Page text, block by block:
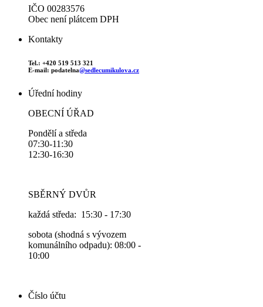
IČO 00283576
Obec není plátcem DPH
Kontakty
Tel.: +420 519 513 321
E-mail: podatelna@sedlecumikulova.cz
Úřední hodiny
OBECNÍ ÚŘAD
Pondělí a středa
07:30-11:30
12:30-16:30
SBĚRNÝ DVŮR
každá středa: 15:30 - 17:30
sobota (shodná s vývozem
komunálního odpadu): 08:00 -
10:00
Číslo účtu